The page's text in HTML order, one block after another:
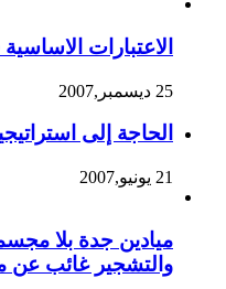
الاعتبارات
25 ديسمبر,2007
الحاجة إلى
21 يونيو,2007
ميادين جدة بلا
والتشجير غائب عن